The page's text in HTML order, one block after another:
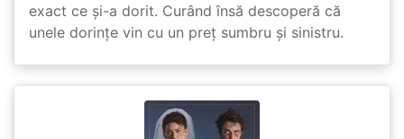
exact ce și-a dorit. Curând însă descoperă că
unele dorințe vin cu un preț sumbru și sinistru.